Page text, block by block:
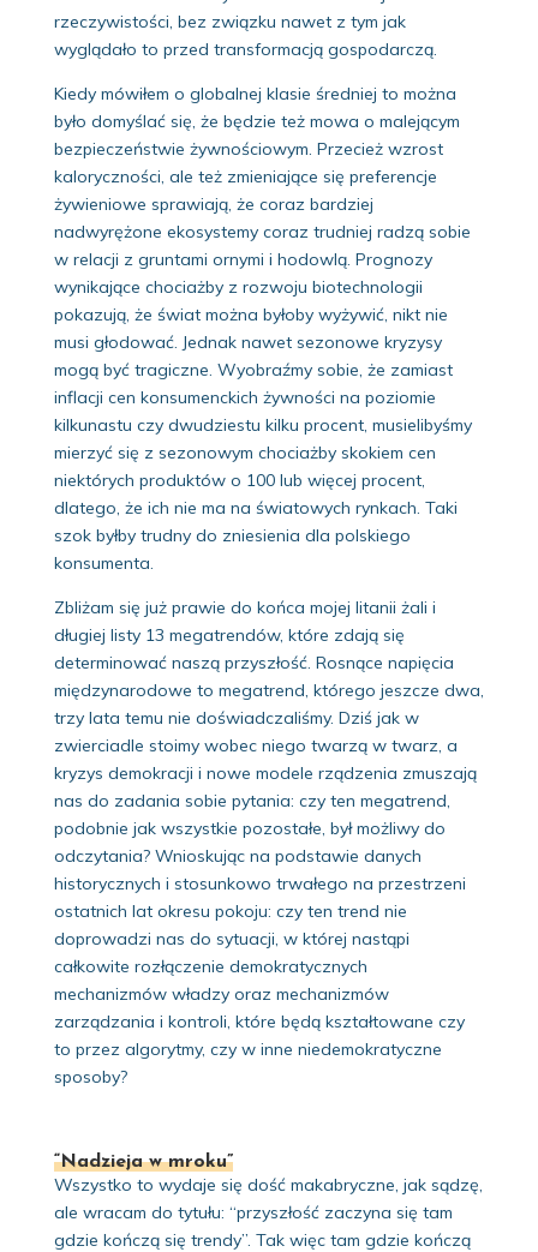
rzeczywistości, bez związku nawet z tym jak
wyglądało to przed transformacją gospodarczą.
Kiedy mówiłem o globalnej klasie średniej to można
było domyślać się, że będzie też mowa o malejącym
bezpieczeństwie żywnościowym. Przecież wzrost
kaloryczności, ale też zmieniające się preferencje
żywieniowe sprawiają, że coraz bardziej
nadwyrężone ekosystemy coraz trudniej radzą sobie
w relacji z gruntami ornymi i hodowlą. Prognozy
wynikające chociażby z rozwoju biotechnologii
pokazują, że świat można byłoby wyżywić, nikt nie
musi głodować. Jednak nawet sezonowe kryzysy
mogą być tragiczne. Wyobraźmy sobie, że zamiast
inflacji cen konsumenckich żywności na poziomie
kilkunastu czy dwudziestu kilku procent, musielibyśmy
mierzyć się z sezonowym chociażby skokiem cen
niektórych produktów o 100 lub więcej procent,
dlatego, że ich nie ma na światowych rynkach. Taki
szok byłby trudny do zniesienia dla polskiego
konsumenta.
Zbliżam się już prawie do końca mojej litanii żali i
długiej listy 13 megatrendów, które zdają się
determinować naszą przyszłość. Rosnące napięcia
międzynarodowe to megatrend, którego jeszcze dwa,
trzy lata temu nie doświadczaliśmy. Dziś jak w
zwierciadle stoimy wobec niego twarzą w twarz, a
kryzys demokracji i nowe modele rządzenia zmuszają
nas do zadania sobie pytania: czy ten megatrend,
podobnie jak wszystkie pozostałe, był możliwy do
odczytania? Wnioskując na podstawie danych
historycznych i stosunkowo trwałego na przestrzeni
ostatnich lat okresu pokoju: czy ten trend nie
doprowadzi nas do sytuacji, w której nastąpi
całkowite rozłączenie demokratycznych
mechanizmów władzy oraz mechanizmów
zarządzania i kontroli, które będą kształtowane czy
to przez algorytmy, czy w inne niedemokratyczne
sposoby?
“Nadzieja w mroku”
Wszystko to wydaje się dość makabryczne, jak sądzę,
ale wracam do tytułu: “przyszłość zaczyna się tam
gdzie kończą się trendy”. Tak więc tam gdzie kończą